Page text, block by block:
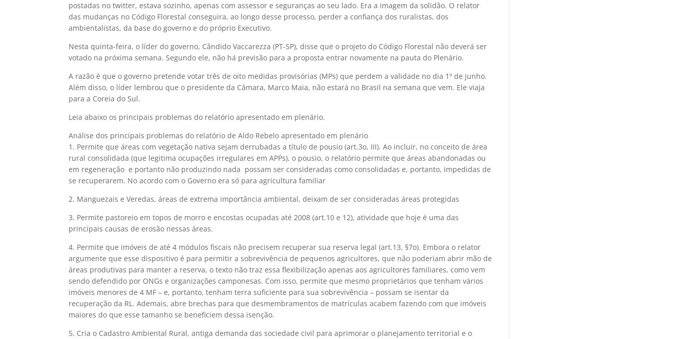
postadas no twitter, estava sozinho, apenas com assessor e seguranças ao seu lado. Era a imagem da solidão. O relator
das mudanças no Código Florestal conseguira, ao longo desse processo, perder a confiança dos ruralistas, dos
ambientalistas, da base do governo e do próprio Executivo.
Nesta quinta-feira, o líder do governo, Cândido Vaccarezza (PT-SP), disse que o projeto do Código Florestal não deverá ser
votado na próxima semana. Segundo ele, não há previsão para a proposta entrar novamente na pauta do Plenário.
A razão é que o governo pretende votar três de oito medidas provisórias (MPs) que perdem a validade no dia 1º de junho.
Além disso, o líder lembrou que o presidente da Câmara, Marco Maia, não estará no Brasil na semana que vem. Ele viaja
para a Coreia do Sul.
Leia abaixo os principais problemas do relatório apresentado em plenário.
Análise dos principais problemas do relatório de Aldo Rebelo apresentado em plenário
1. Permite que áreas com vegetação nativa sejam derrubadas a título de pousio (art.3o, III). Ao incluir, no conceito de área
rural consolidada (que legitima ocupações irregulares em APPs), o pousio, o relatório permite que áreas abandonadas ou
em regeneração  e portanto não produzindo nada  possam ser consideradas como consolidadas e, portanto, impedidas de
se recuperarem. No acordo com o Governo era só para agricultura familiar
2. Manguezais e Veredas, áreas de extrema importância ambiental, deixam de ser consideradas áreas protegidas
3. Permite pastoreio em topos de morro e encostas ocupadas até 2008 (art.10 e 12), atividade que hoje é uma das
principais causas de erosão nessas áreas.
4. Permite que imóveis de até 4 módulos fiscais não precisem recuperar sua reserva legal (art.13, §7o). Embora o relator
argumente que esse dispositivo é para permitir a sobrevivência de pequenos agricultores, que não poderiam abrir mão de
áreas produtivas para manter a reserva, o texto não traz essa flexibilização apenas aos agricultores familiares, como vem
sendo defendido por ONGs e organizações camponesas. Com isso, permite que mesmo proprietários que tenham vários
imóveis menores de 4 MF – e, portanto, tenham terra suficiente para sua sobrevivência – possam se isentar da
recuperação da RL. Ademais, abre brechas para que desmembramentos de matrículas acabem fazendo com que imóveis
maiores do que esse tamanho se beneficiem dessa isenção.
5. Cria o Cadastro Ambiental Rural, antiga demanda das sociedade civil para aprimorar o planejamento territorial e o